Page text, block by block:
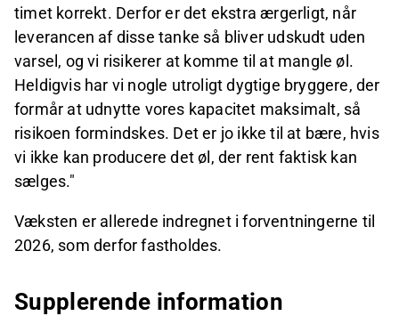
timet korrekt. Derfor er det ekstra ærgerligt, når
leverancen af disse tanke så bliver udskudt uden
varsel, og vi risikerer at komme til at mangle øl.
Heldigvis har vi nogle utroligt dygtige bryggere, der
formår at udnytte vores kapacitet maksimalt, så
risikoen formindskes. Det er jo ikke til at bære, hvis
vi ikke kan producere det øl, der rent faktisk kan
sælges."
Væksten er allerede indregnet i forventningerne til
2026, som derfor fastholdes.
Supplerende information